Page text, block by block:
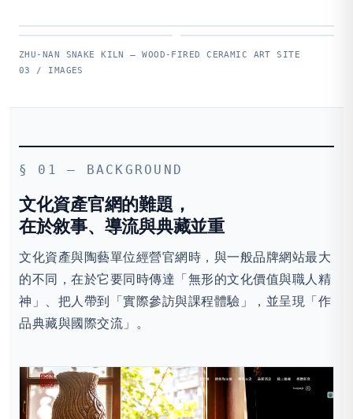
ZHU-NAN SNAKE KILN — WOOD-FIRED CERAMIC ART SITE
03 / IMAGES
§ 01 — BACKGROUND
文化資產官網的難題，
在於敘事、導流與典藏並重
文化資產與陶藝單位經營官網時，與一般品牌網站最大
的不同，在於它要同時傳達「無形的文化價值與職人精
神」、把人帶到「實際參訪與課程體驗」，並呈現「作
品典藏與國際交流」。